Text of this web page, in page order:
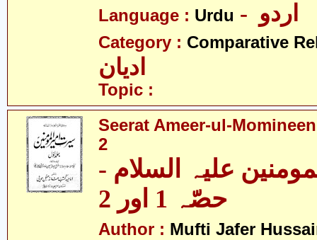
Language : Urdu
Category : Comparative
ادیان
Topic :
Seerat Ameer-ul-
2
علیہ السلام -
حصّہ 1 اور 2
Author : Mufti Jafer